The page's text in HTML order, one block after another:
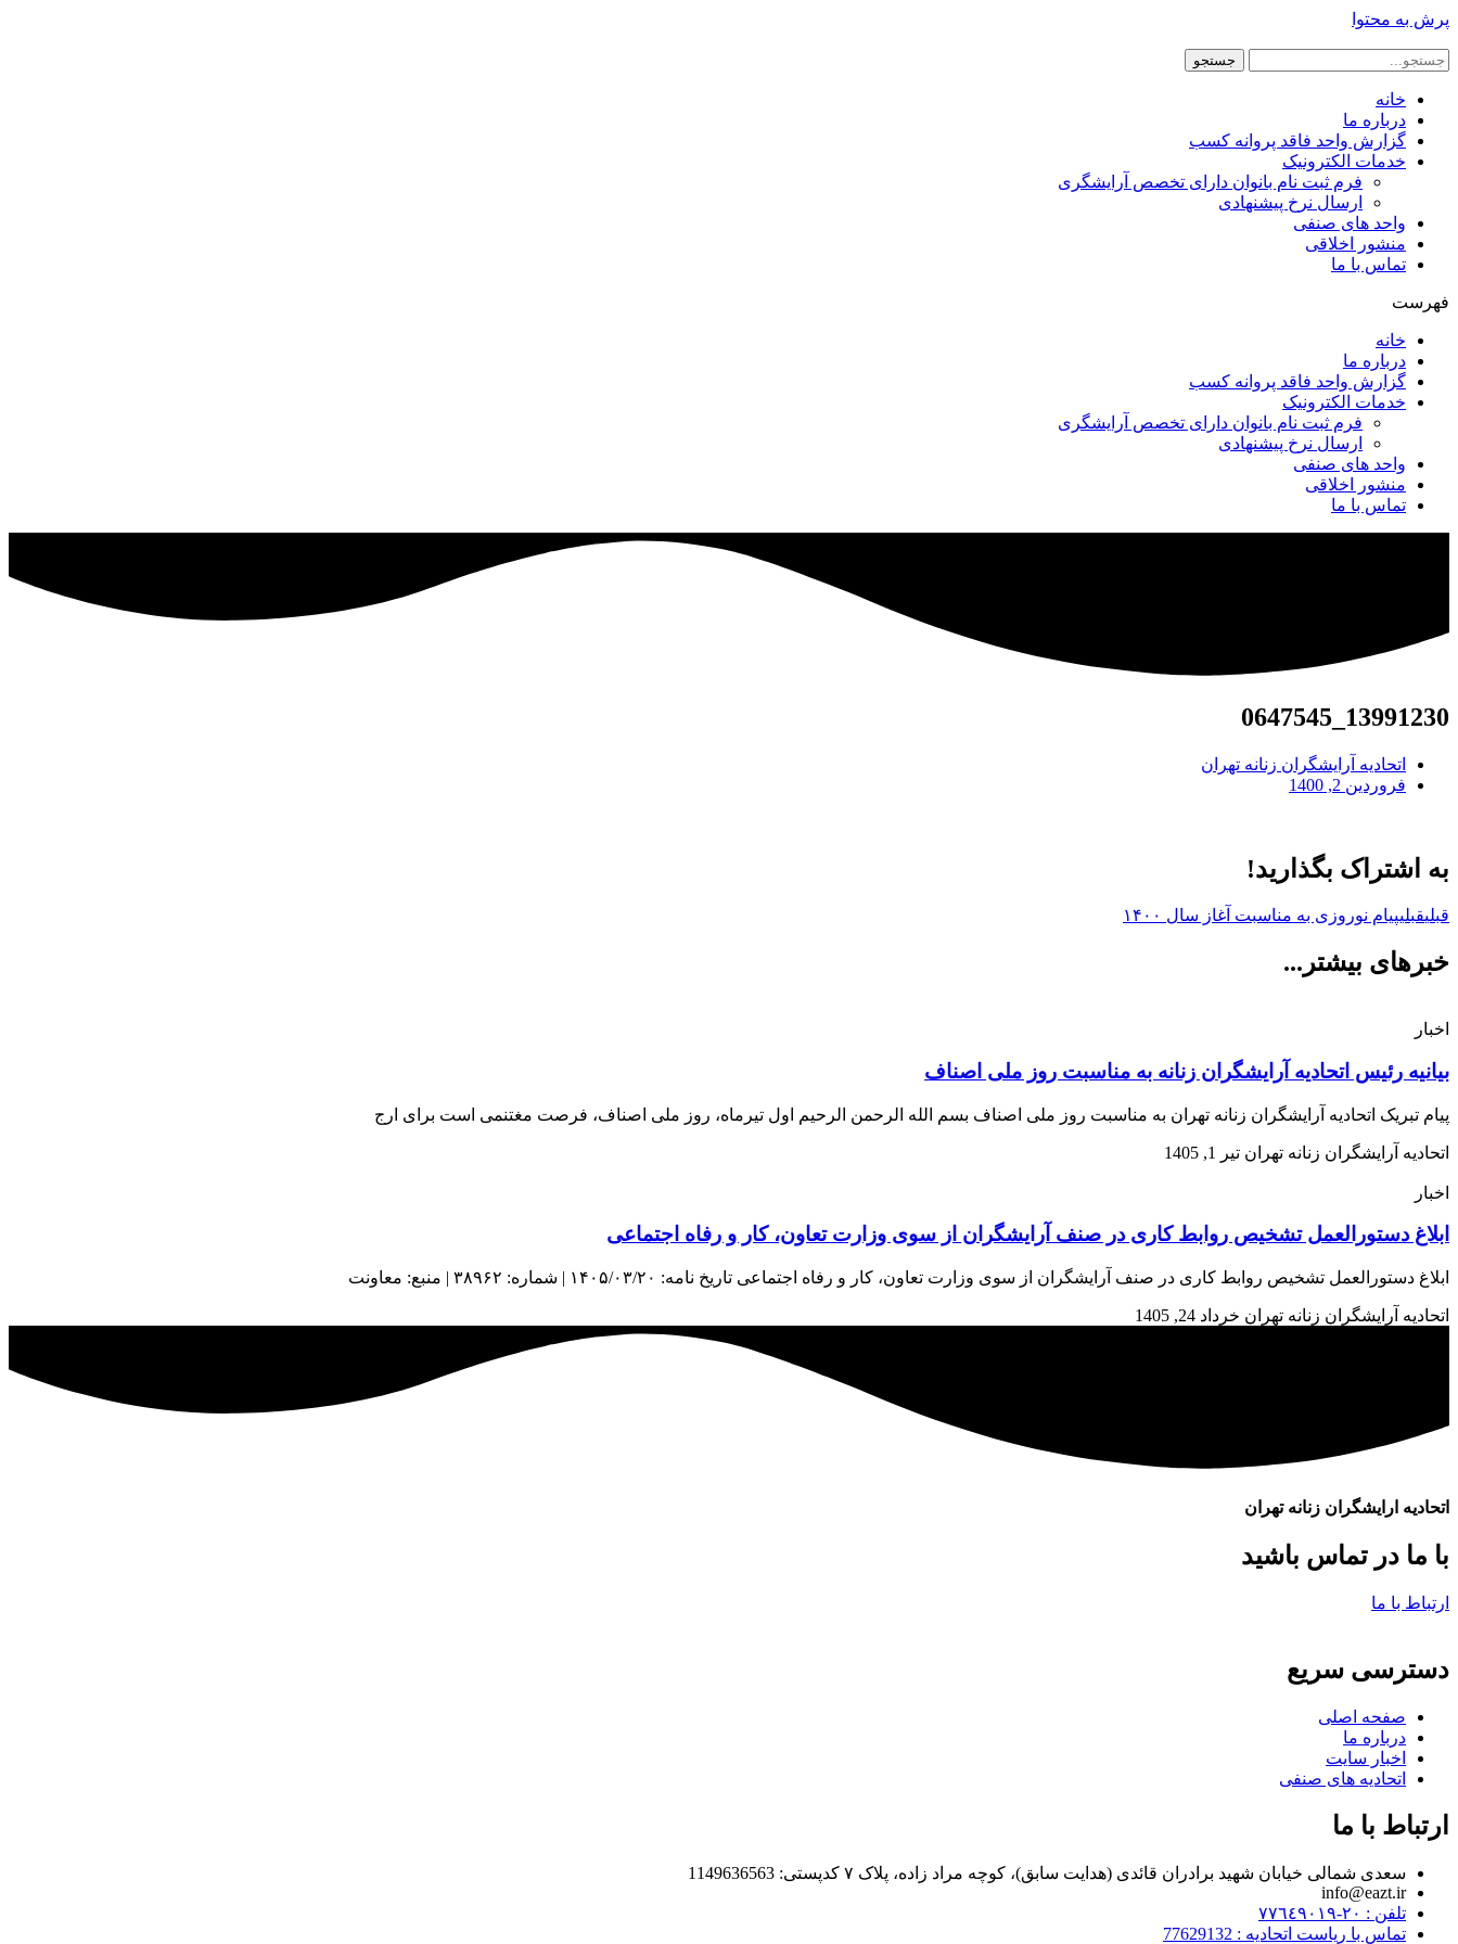
پرش به محتوا
جستجو
خانه
درباره ما
گزارش واحد فاقد پروانه کسب
خدمات الکترونیک
فرم ثبت نام بانوان دارای تخصص آرایشگری
ارسال نرخ پیشنهادی
واحد های صنفی
منشور اخلاقی
تماس با ما
فهرست
خانه
درباره ما
گزارش واحد فاقد پروانه کسب
خدمات الکترونیک
فرم ثبت نام بانوان دارای تخصص آرایشگری
ارسال نرخ پیشنهادی
واحد های صنفی
منشور اخلاقی
تماس با ما
13991230_0647545
اتحادیه آرایشگران زنانه تهران
فروردین 2, 1400
به اشتراک بگذارید!
قبلیقبلیپیام نوروزی به مناسبت آغاز سال ۱۴۰۰
خبرهای بیشتر...
اخبار
بیانیه رئیس اتحادیه آرایشگران زنانه به مناسبت روز ملی اصناف
پیام تبریک اتحادیه آرایشگران زنانه تهران به مناسبت روز ملی اصناف بسم الله الرحمن الرحیم اول تیرماه، روز ملی اصناف، فرصت مغتنمی است برای ارج
اتحادیه آرایشگران زنانه تهران تیر 1, 1405
اخبار
ابلاغ دستورالعمل تشخیص روابط کاری در صنف آرایشگران از سوی وزارت تعاون، کار و رفاه اجتماعی
ابلاغ دستورالعمل تشخیص روابط کاری در صنف آرایشگران از سوی وزارت تعاون، کار و رفاه اجتماعی تاریخ نامه: ۱۴۰۵/۰۳/۲۰ | شماره: ۳۸۹۶۲ | منبع: معاونت
اتحادیه آرایشگران زنانه تهران خرداد 24, 1405
اتحادیه ارایشگران زنانه تهران
با ما در تماس باشید
ارتباط با ما
دسترسی سریع
صفحه اصلی
درباره ما
اخبار سایت
اتحادیه های صنفی
ارتباط با ما
سعدی شمالی خیابان شهید برادران قائدی (هدایت سابق)، کوچه مراد زاده، پلاک ۷ کدپستی: 1149636563
info@eazt.ir
تلفن : ٢٠-٧٧٦٤٩٠١٩
تماس با ریاست اتحادیه : 77629132